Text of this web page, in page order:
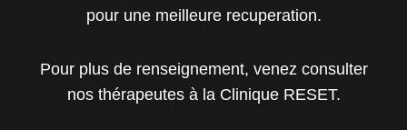
pour une meilleure recuperation.
Pour plus de renseignement, venez consulter
nos thérapeutes à la Clinique RESET.